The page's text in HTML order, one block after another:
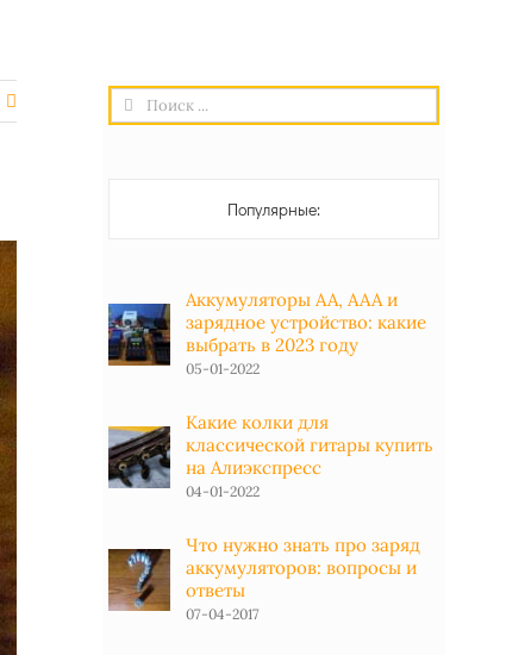
Результат
поиска:
Популярные:
Аккумуляторы АА, ААА и
зарядное устройство: какие
выбрать в 2023 году
05-01-2022
Какие колки для
классической гитары купить
на Алиэкспресс
04-01-2022
Что нужно знать про заряд
аккумуляторов: вопросы и
ответы
07-04-2017